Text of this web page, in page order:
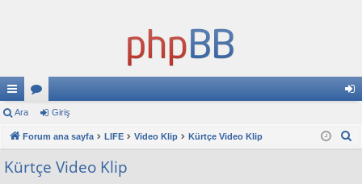
ızl
ba
u
ml
ş
Ara Giriş
Forum ana sayfa LIFE Video Klip Kürtçe Video Klip
Kürtçe Video Klip